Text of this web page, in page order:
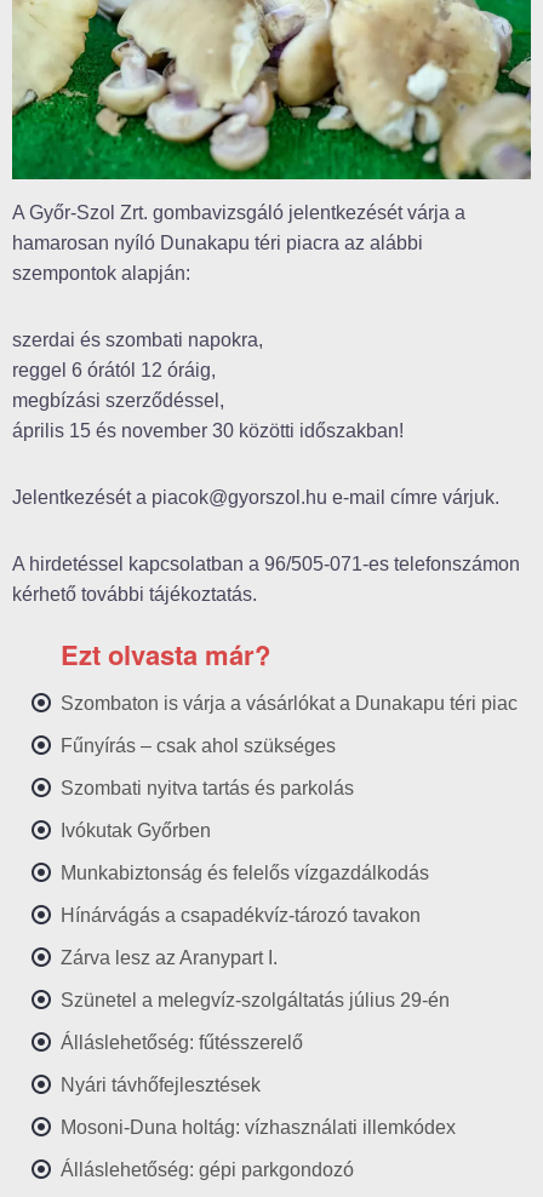
A Győr-Szol Zrt. gombavizsgáló jelentkezését várja a
hamarosan nyíló Dunakapu téri piacra az alábbi
szempontok alapján:
szerdai és szombati napokra,
reggel 6 órától 12 óráig,
megbízási szerződéssel,
április 15 és november 30 közötti időszakban!
Jelentkezését a piacok@gyorszol.hu e-mail címre várjuk.
A hirdetéssel kapcsolatban a 96/505-071-es telefonszámon
kérhető további tájékoztatás.
Ezt olvasta már?
Szombaton is várja a vásárlókat a Dunakapu téri piac
Fűnyírás – csak ahol szükséges
Szombati nyitva tartás és parkolás
Ivókutak Győrben
Munkabiztonság és felelős vízgazdálkodás
Hínárvágás a csapadékvíz-tározó tavakon
Zárva lesz az Aranypart I.
Szünetel a melegvíz-szolgáltatás július 29-én
Álláslehetőség: fűtésszerelő
Nyári távhőfejlesztések
Mosoni-Duna holtág: vízhasználati illemkódex
Álláslehetőség: gépi parkgondozó